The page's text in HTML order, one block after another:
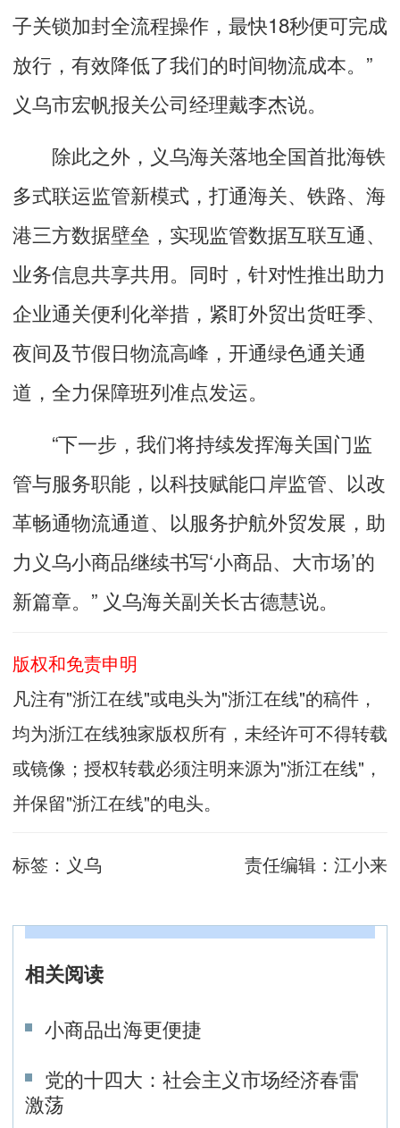
子关锁加封全流程操作，最快18秒便可完成
放行，有效降低了我们的时间物流成本。”
义乌市宏帆报关公司经理戴李杰说。
除此之外，义乌海关落地全国首批海铁
多式联运监管新模式，打通海关、铁路、海
港三方数据壁垒，实现监管数据互联互通、
业务信息共享共用。同时，针对性推出助力
企业通关便利化举措，紧盯外贸出货旺季、
夜间及节假日物流高峰，开通绿色通关通
道，全力保障班列准点发运。
“下一步，我们将持续发挥海关国门监
管与服务职能，以科技赋能口岸监管、以改
革畅通物流通道、以服务护航外贸发展，助
力义乌小商品继续书写‘小商品、大市场’的
新篇章。” 义乌海关副关长古德慧说。
版权和免责申明
凡注有"浙江在线"或电头为"浙江在线"的稿件，
均为浙江在线独家版权所有，未经许可不得转载
或镜像；授权转载必须注明来源为"浙江在线"，
并保留"浙江在线"的电头。
标签： 义乌 责任编辑： 江小来
相关阅读
小商品出海更便捷
党的十四大：社会主义市场经济春雷
激荡